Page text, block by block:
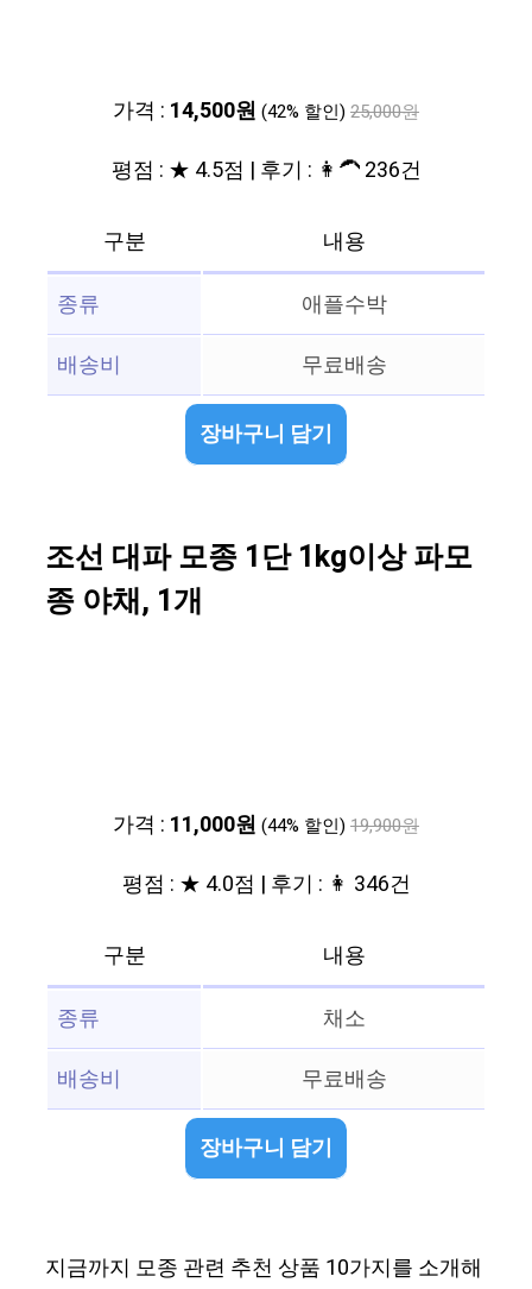
가격 : 14,500원 (42% 할인) 25,000원
평점 : ★ 4.5점 | 후기 : 👩‍🦱 236건
구분
내용
종류
애플수박
배송비
무료배송
장바구니 담기
조선 대파 모종 1단 1kg이상 파모
종 야채, 1개
가격 : 11,000원 (44% 할인) 19,900원
평점 : ★ 4.0점 | 후기 : 👩 346건
구분
내용
종류
채소
배송비
무료배송
장바구니 담기
지금까지 모종 관련 추천 상품 10가지를 소개해